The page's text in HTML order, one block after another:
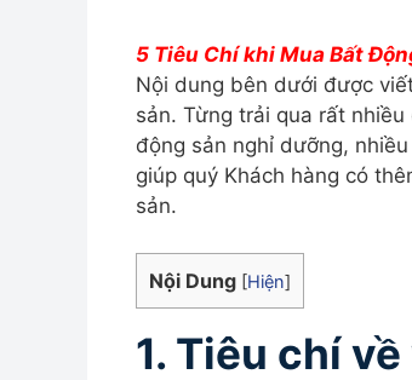
5 Tiêu Chí khi Mua Bất
Nội dung bên dưới được
sản. Từng trải qua rất
động sản nghỉ dưỡng,
giúp quý Khách hàng có
sản.
Nội Dung [Hiện]
1. Tiêu chí